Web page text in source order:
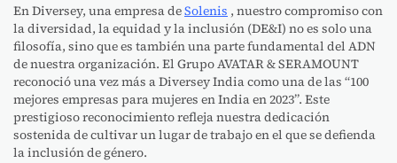
En Diversey, una empresa deSolenis , nuestro compromiso con
la diversidad, la equidad y la inclusión (DE&I) no es solo una
filosofía, sino que es también una parte fundamental del ADN
de nuestra organización. El Grupo AVATAR & SERAMOUNT
reconoció una vez más a Diversey India como una de las “100
mejores empresas para mujeres en India en 2023”. Este
prestigioso reconocimiento refleja nuestra dedicación
sostenida de cultivar un lugar de trabajo en el que se defienda
la inclusión de género.